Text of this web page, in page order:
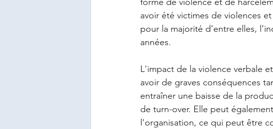
avoir été victimes de violences
pour la majorité d’entre elles,
années.
L'impact de la violence verbale
avoir de graves conséquences
entraîner une baisse de la
de turn-over. Elle peut
l'organisation, ce qui peut être